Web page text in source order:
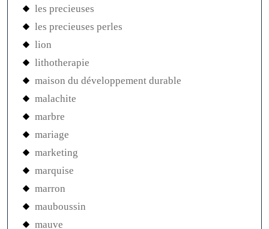
les precieuses
les precieuses perles
lion
lithotherapie
maison du développement durable
malachite
marbre
mariage
marketing
marquise
marron
mauboussin
mauve